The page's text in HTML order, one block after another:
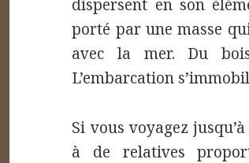
dispersent en son
porté par une masse
avec la mer. Du
L’embarcation
Si vous voyagez
à de relatives